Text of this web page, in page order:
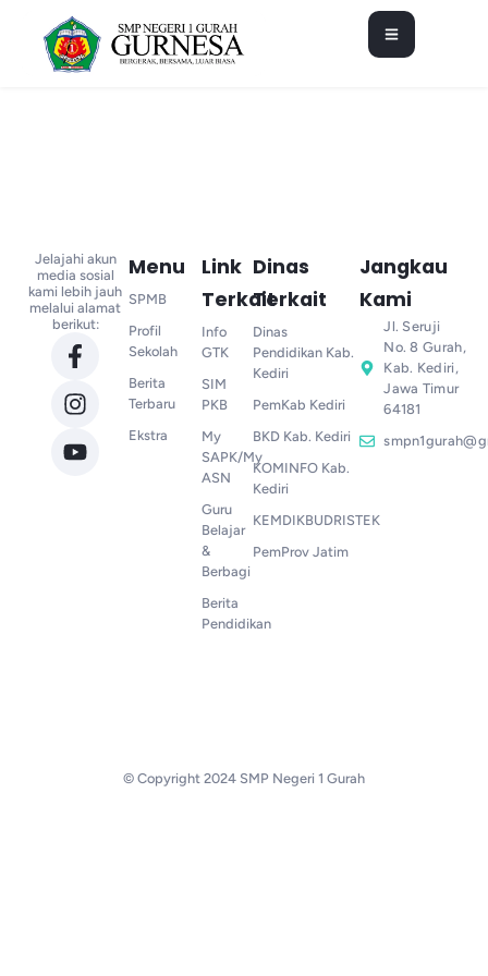
Jelajahi akun
media sosial
kami lebih jauh
melalui alamat
berikut:
Menu
SPMB
Profil
Sekolah
Berita
Terbaru
Ekstra
Link
Terkait
Info
GTK
SIM
PKB
My
SAPK/My
ASN
Guru
Belajar
&
Berbagi
Berita
Pendidikan
Dinas
Terkait
Dinas
Pendidikan Kab.
Kediri
PemKab Kediri
BKD Kab. Kediri
KOMINFO Kab.
Kediri
KEMDIKBUDRISTEK
PemProv Jatim
Jangkau
Kami
Jl. Seruji
No. 8 Gurah,
Kab. Kediri,
Jawa Timur
64181
© Copyright 2024 SMP Negeri 1 Gurah